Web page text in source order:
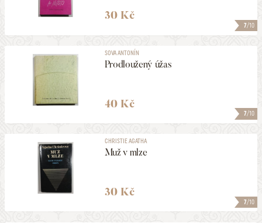
7/10
30 Kč
7/10
SOVA ANTONÍN
Prodloužený úžas
40 Kč
7/10
CHRISTIE AGATHA
Muž v mlze
30 Kč